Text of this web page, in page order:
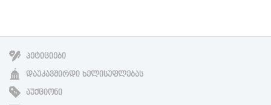
ᲞᲔᲢᲘᲪᲘᲔᲑᲘ
ᲓᲐᲣᲙᲐᲕᲨᲘᲠᲓᲘ ᲮᲔᲚᲘᲡᲣᲤᲚᲔᲑᲐᲡ
ᲐᲣᲥᲪᲘᲝᲜᲘ